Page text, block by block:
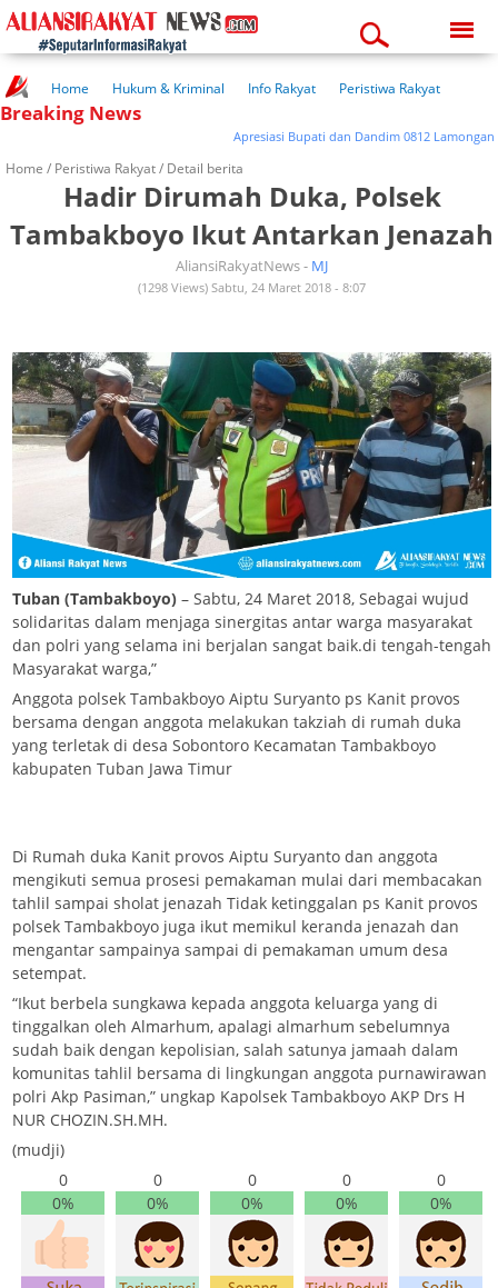
03:21:46 am
Home Hukum & Kriminal Info Rakyat
Peristiwa Rakyat
Kuliner Rakyat
Wisata Rakyat
Breaking News
Apresiasi Bupati dan Dandim 0812 Lamongan
Home / Peristiwa Rakyat/ Detail berita
Hadir Dirumah Duka, Polsek
Tambakboyo Ikut Antarkan Jenazah
AliansiRakyatNews - MJ
(1298 Views) Sabtu, 24 Maret 2018 - 8:07
Tuban (Tambakboyo) – Sabtu, 24 Maret 2018, Sebagai wujud
solidaritas dalam menjaga sinergitas antar warga masyarakat
dan polri yang selama ini berjalan sangat baik.di tengah-tengah
Masyarakat warga,”
Anggota polsek Tambakboyo Aiptu Suryanto ps Kanit provos
bersama dengan anggota melakukan takziah di rumah duka
yang terletak di desa Sobontoro Kecamatan Tambakboyo
kabupaten Tuban Jawa Timur
Di Rumah duka Kanit provos Aiptu Suryanto dan anggota
mengikuti semua prosesi pemakaman mulai dari membacakan
tahlil sampai sholat jenazah Tidak ketinggalan ps Kanit provos
polsek Tambakboyo juga ikut memikul keranda jenazah dan
mengantar sampainya sampai di pemakaman umum desa
setempat.
“Ikut berbela sungkawa kepada anggota keluarga yang di
tinggalkan oleh Almarhum, apalagi almarhum sebelumnya
sudah baik dengan kepolisian, salah satunya jamaah dalam
komunitas tahlil bersama di lingkungan anggota purnawirawan
polri Akp Pasiman,” ungkap Kapolsek Tambakboyo AKP Drs H
NUR CHOZIN.SH.MH.
(mudji)
0
0%
0
0%
0
0%
0
0%
0
0%